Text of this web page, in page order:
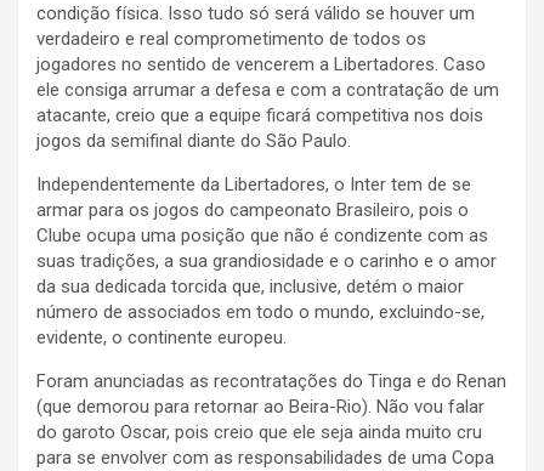
condição física. Isso tudo só será válido se houver um
verdadeiro e real comprometimento de todos os
jogadores no sentido de vencerem a Libertadores. Caso
ele consiga arrumar a defesa e com a contratação de um
atacante, creio que a equipe ficará competitiva nos dois
jogos da semifinal diante do São Paulo.
Independentemente da Libertadores, o Inter tem de se
armar para os jogos do campeonato Brasileiro, pois o
Clube ocupa uma posição que não é condizente com as
suas tradições, a sua grandiosidade e o carinho e o amor
da sua dedicada torcida que, inclusive, detém o maior
número de associados em todo o mundo, excluindo-se,
evidente, o continente europeu.
Foram anunciadas as recontratações do Tinga e do Renan
(que demorou para retornar ao Beira-Rio). Não vou falar
do garoto Oscar, pois creio que ele seja ainda muito cru
para se envolver com as responsabilidades de uma Copa